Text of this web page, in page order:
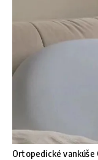
Ortopedické